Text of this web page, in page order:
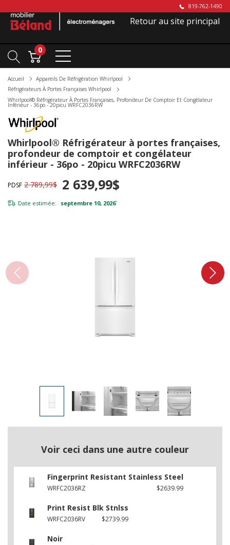
819-762-1490
Retour au site principal
0
Accueil
Appareils De Réfrigération Whirlpool
Réfrigérateurs À Portes Françaises Whirlpool
Whirlpool® Réfrigérateur À Portes Françaises, Profondeur De Comptoir Et Congélateur
Inférieur - 36po - 20picu WRFC2036RW
Whirlpool® Réfrigérateur à portes françaises,
profondeur de comptoir et congélateur
inférieur - 36po - 20picu WRFC2036RW
PDSF 2 789,99$ 2 639,99$
Date estimée: septembre 10, 2026*
Voir ceci dans une autre couleur
Fingerprint Resistant Stainless Steel
WRFC2036RZ $2639.99
Print Resist Blk Stnlss
WRFC2036RV $2739.99
Noir